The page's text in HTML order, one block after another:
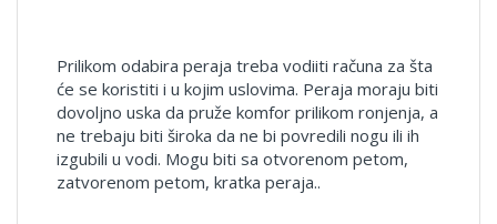
Prilikom odabira peraja treba vodiiti računa za šta
će se koristiti i u kojim uslovima. Peraja moraju biti
dovoljno uska da pruže komfor prilikom ronjenja, a
ne trebaju biti široka da ne bi povredili nogu ili ih
izgubili u vodi. Mogu biti sa otvorenom petom,
zatvorenom petom, kratka peraja..